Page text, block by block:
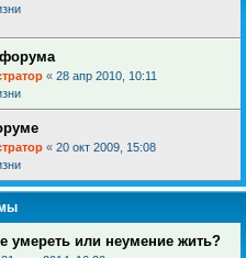
« 28 апр 2010, 10:11
« 20 окт 2009, 15:08
умереть или неумение жить?